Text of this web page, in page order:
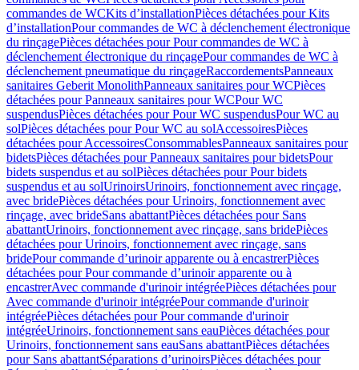
commandes de WCKits d’installationPièces détachées pour Kits
d’installationPour commandes de WC à déclenchement électronique
du rinçagePièces détachées pour Pour commandes de WC à
déclenchement électronique du rinçagePour commandes de WC à
déclenchement pneumatique du rinçageRaccordementsPanneaux
sanitaires Geberit MonolithPanneaux sanitaires pour WCPièces
détachées pour Panneaux sanitaires pour WCPour WC
suspendusPièces détachées pour Pour WC suspendusPour WC au
solPièces détachées pour Pour WC au solAccessoiresPièces
détachées pour AccessoiresConsommablesPanneaux sanitaires pour
bidetsPièces détachées pour Panneaux sanitaires pour bidetsPour
bidets suspendus et au solPièces détachées pour Pour bidets
suspendus et au solUrinoirsUrinoirs, fonctionnement avec rinçage,
avec bridePièces détachées pour Urinoirs, fonctionnement avec
rinçage, avec brideSans abattantPièces détachées pour Sans
abattantUrinoirs, fonctionnement avec rinçage, sans bridePièces
détachées pour Urinoirs, fonctionnement avec rinçage, sans
bridePour commande d’urinoir apparente ou à encastrerPièces
détachées pour Pour commande d’urinoir apparente ou à
encastrerAvec commande d'urinoir intégréePièces détachées pour
Avec commande d'urinoir intégréePour commande d'urinoir
intégréePièces détachées pour Pour commande d'urinoir
intégréeUrinoirs, fonctionnement sans eauPièces détachées pour
Urinoirs, fonctionnement sans eauSans abattantPièces détachées
pour Sans abattantSéparations d’urinoirsPièces détachées pour